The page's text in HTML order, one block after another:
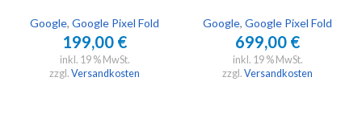
Google, Google Pixel Fold
199,00 €
inkl. 19 % MwSt.
zzgl. Versandkosten
Google, Google Pixel Fold
699,00 €
inkl. 19 % MwSt.
zzgl. Versandkosten